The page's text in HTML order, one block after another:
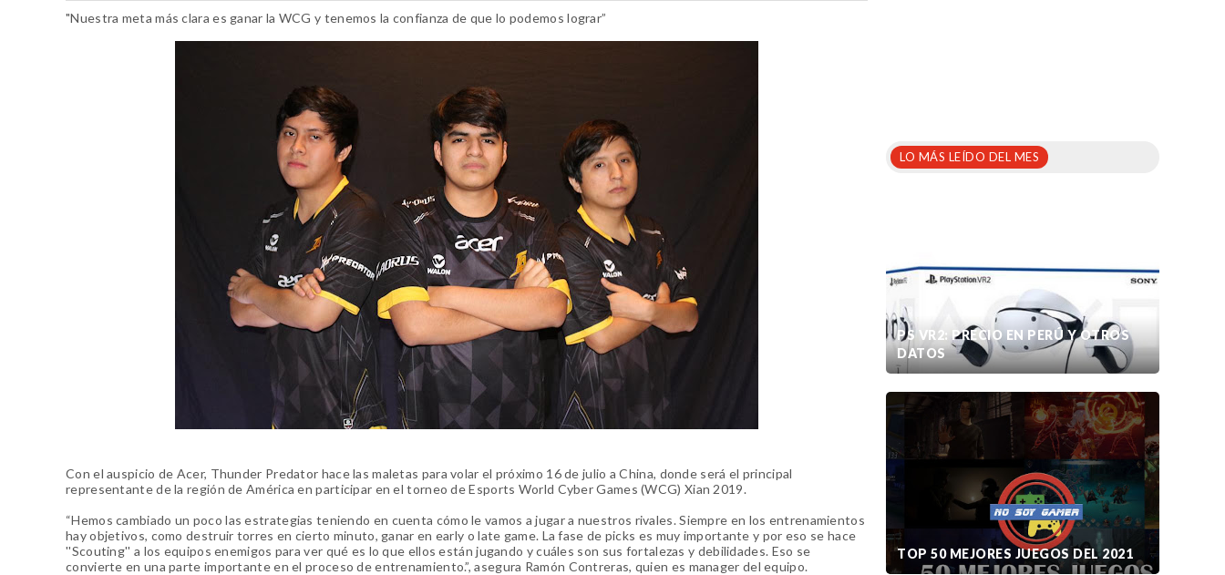
"Nuestra meta más clara es ganar la WCG y tenemos la confianza de que lo podemos lograr”
Con el auspicio de Acer, Thunder Predator hace las maletas para volar el próximo 16 de julio a China, donde será el principal
representante de la región de América en participar en el torneo de Esports World Cyber Games (WCG) Xian 2019.
“Hemos cambiado un poco las estrategias teniendo en cuenta cómo le vamos a jugar a nuestros rivales. Siempre en los entrenamientos
hay objetivos, como destruir torres en cierto minuto, ganar en early o late game. La fase de picks es muy importante y por eso se hace
''Scouting'' a los equipos enemigos para ver qué es lo que ellos están jugando y cuáles son sus fortalezas y debilidades. Eso se
convierte en una parte importante en el proceso de entrenamiento.”, asegura Ramón Contreras, quien es manager del equipo.
LO MÁS LEÍDO DEL MES
PS VR2: PRECIO EN PERÚ Y OTROS
DATOS
TOP 50 MEJORES JUEGOS DEL 2021